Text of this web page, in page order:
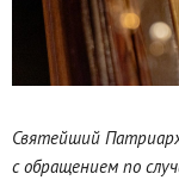
Святейший
с обращением по